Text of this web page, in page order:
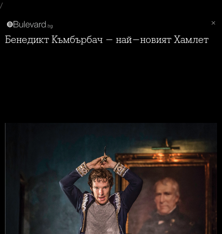
/
Бенедикт Къмбърбач - най-новият Хамлет